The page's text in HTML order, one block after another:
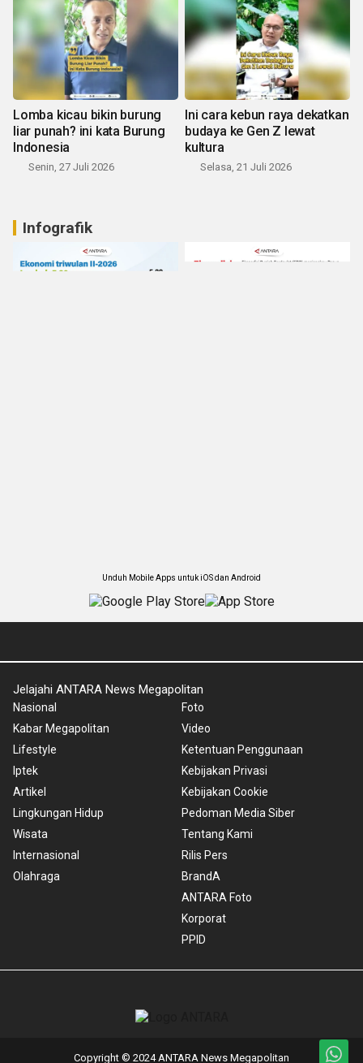
Lomba kicau bikin burung
liar punah? ini kata Burung
Indonesia
Senin, 27 Juli 2026
Ini cara kebun raya dekatkan
budaya ke Gen Z lewat
kultura
Selasa, 21 Juli 2026
Infografik
Unduh Mobile Apps untuk iOS dan Android
Jelajahi ANTARA News Megapolitan
Nasional
Kabar Megapolitan
Lifestyle
Iptek
Artikel
Lingkungan Hidup
Wisata
Internasional
Olahraga
Foto
Video
Ketentuan Penggunaan
Kebijakan Privasi
Kebijakan Cookie
Pedoman Media Siber
Tentang Kami
Rilis Pers
BrandA
ANTARA Foto
Korporat
PPID
Copyright © 2024 ANTARA News Megapolitan